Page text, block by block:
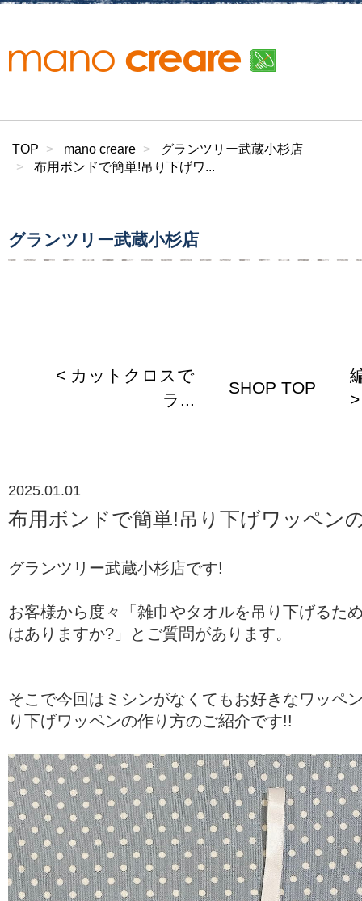
TOP mano creare
グランツリー武蔵小杉店
布用ボンドで簡単!吊り下げワ...
グランツリー武蔵小杉店
< カットクロスで
ラ...
SHOP TOP
>
2025.01.01
布用ボンドで簡単!吊り下げワッペン
グランツリー武蔵小杉店です!
お客様から度々「雑巾やタオルを吊り下げるた
はありますか?」とご質問があります。
そこで今回はミシンがなくてもお好きなワッペ
り下げワッペンの作り方のご紹介です!!